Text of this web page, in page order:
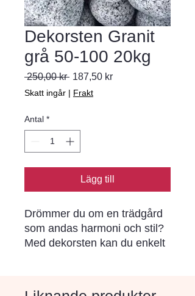
Dekorsten Granit
grå 50-100 20kg
250,00 kr Ordinarie pris
187,50 krReapris
Skatt ingår | Frakt
Antal *
Lägg till
Drömmer du om en trädgård
som andas harmoni och stil?
Med dekorsten kan du enkelt